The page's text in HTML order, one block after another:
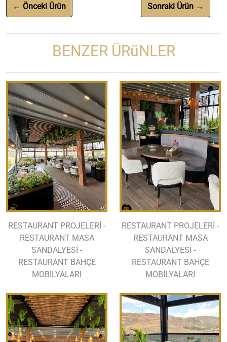
← Önceki Ürün Sonraki Ürün →
BENZER ÜRüNLER
RESTAURANT PROJELERİ -
RESTAURANT MASA
SANDALYESİ -
RESTAURANT BAHÇE
MOBİLYALARI
RESTAURANT PROJELERİ -
RESTAURANT MASA
SANDALYESİ -
RESTAURANT BAHÇE
MOBİLYALARI